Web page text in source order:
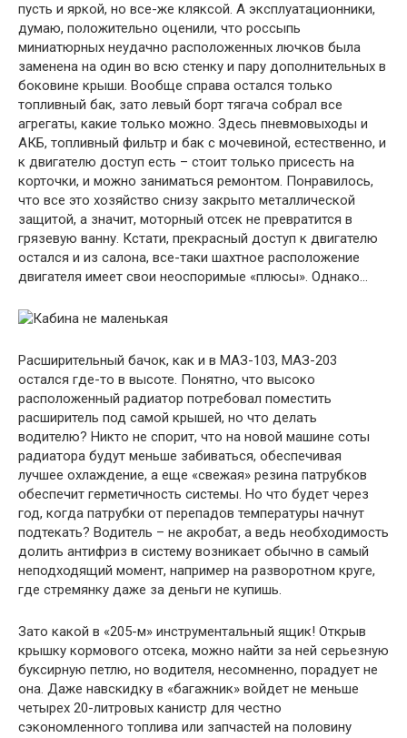
пусть и яркой, но все-же кляксой. А эксплуатационники,
думаю, положительно оценили, что россыпь
миниатюрных неудачно расположенных лючков была
заменена на один во всю стенку и пару дополнительных в
боковине крыши. Вообще справа остался только
топливный бак, зато левый борт тягача cобрал все
агрегаты, какие только можно. Здесь пневмовыходы и
АКБ, топливный фильтр и бак с мочевиной, естественно, и
к двигателю доступ есть – стоит только присесть на
корточки, и можно заниматься ремонтом. Понравилось,
что все это хозяйство снизу закрыто металлической
защитой, а значит, моторный отсек не превратится в
грязевую ванну. Кстати, прекрасный доступ к двигателю
остался и из салона, все-таки шахтное расположение
двигателя имеет свои неоспоримые «плюсы». Однако…
Расширительный бачок, как и в МАЗ-103, МАЗ-203
остался где-то в высоте. Понятно, что высоко
расположенный радиатор потребовал поместить
расширитель под самой крышей, но что делать
водителю? Никто не спорит, что на новой машине соты
радиатора будут меньше забиваться, обеспечивая
лучшее охлаждение, а еще «свежая» резина патрубков
обеспечит герметичность системы. Но что будет через
год, когда патрубки от перепадов температуры начнут
подтекать? Водитель – не акробат, а ведь необходимость
долить антифриз в систему возникает обычно в самый
неподходящий момент, например на разворотном круге,
где стремянку даже за деньги не купишь.
Зато какой в «205-м» инструментальный ящик! Открыв
крышку кормового отсека, можно найти за ней серьезную
буксирную петлю, но водителя, несомненно, порадует не
она. Даже навскидку в «багажник» войдет не меньше
четырех 20-литровых канистр для честно
сэкономленного топлива или запчастей на половину